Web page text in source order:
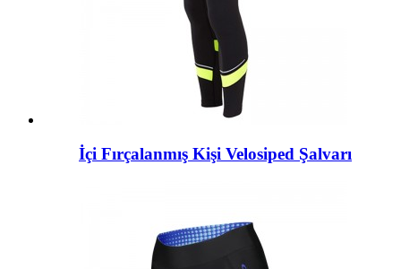
İçi Fırçalanmış Kişi Velosiped Şalvarı